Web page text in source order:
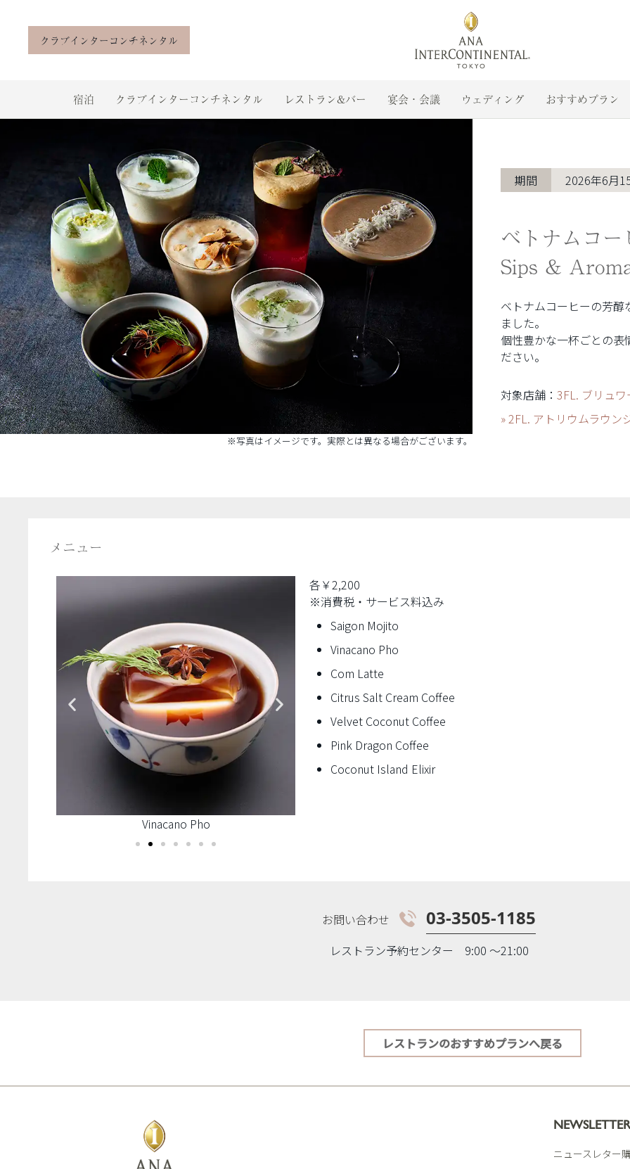
クラブインターコンチネンタル
宿泊 クラブインターコンチネンタル レストラン&バー 宴会・会議 ウェディング おすすめプラン
※写真はイメージです。実際とは異なる場合がございます。
期間 2026年6月
ベトナムコ
Sips &
ベトナムコーヒーの芳
ました。
個性豊かな一杯ごとの表
ださい。
対象店舗： 3FL. ブリュ
» 2FL. アトリウムラウン
メニュー
Vinacano Pho
各￥2,200
※消費税・サービス料込み
Saigon Mojito
Vinacano Pho
Com Latte
Citrus Salt Cream Coffee
Velvet Coconut Coffee
Pink Dragon Coffee
Coconut Island Elixir
お問い合わせ 03-3505-1185
レストラン予約センター 9:00 〜21:00
レストランのおすすめプランへ戻る
NEWSLETTER
ニュースレター